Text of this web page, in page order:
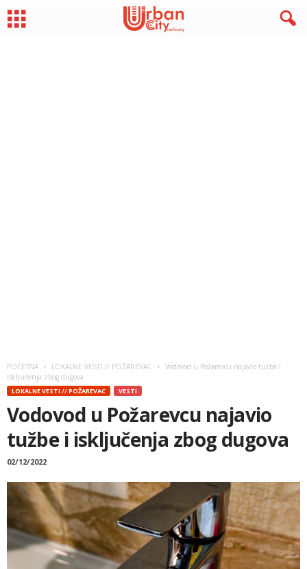
POČETNA LOKALNE VESTI // POŽAREVAC
Vodovod u Požarevcu najavio tužbe i
isključenja zbog dugova
LOKALNE VESTI // POŽAREVAC VESTI
Vodovod u Požarevcu najavio
tužbe i isključenja zbog dugova
02/12/2022